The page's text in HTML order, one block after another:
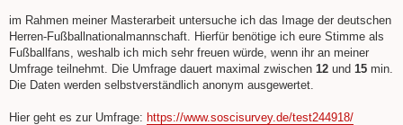
a
g
im Rahmen meiner Masterarbeit untersuche ich das Image der deutschen
Herren-Fußballnationalmannschaft. Hierfür benötige ich eure Stimme als
Fußballfans, weshalb ich mich sehr freuen würde, wenn ihr an meiner
Umfrage teilnehmt. Die Umfrage dauert maximal zwischen 12 und 15 min.
Die Daten werden selbstverständlich anonym ausgewertet.
Hier geht es zur Umfrage: https://www.soscisurvey.de/test244918/